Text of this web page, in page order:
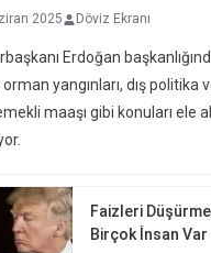
2025 Döviz Ekranı
Erdoğan
orman yangınları, dış politika
maaşı gibi konuları ele
Faizleri
Birçok İnsan Var